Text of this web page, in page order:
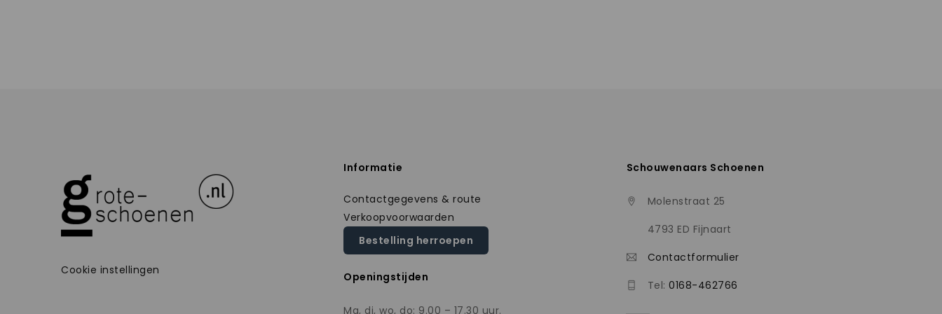
Cookie instellingen
Informatie
Contactgegevens & route
Verkoopvoorwaarden
Bestelling herroepen
Openingstijden
Ma, di, wo, do: 9.00 – 17.30 uur.
Schouwenaars Schoenen
Molenstraat 25
4793 ED Fijnaart
Contactformulier
Tel:0168-462766